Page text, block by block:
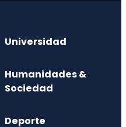
Universidad
Humanidades &
Sociedad
Deporte